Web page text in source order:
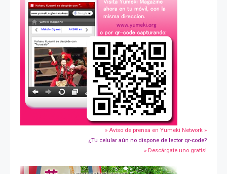
» Aviso de prensa en Yumeki Network »
¿Tu celular aún no dispone de lector qr-code?
» Descárgate uno gratis!